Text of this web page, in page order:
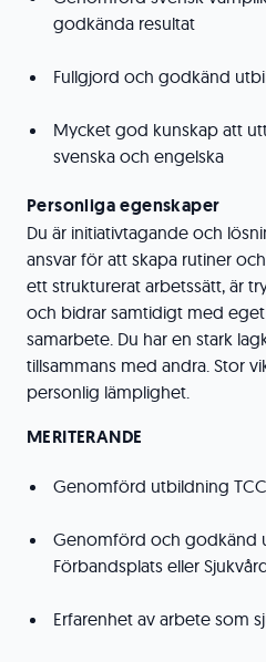
godkända resultat
Fullgjord och godkänd
Mycket god kunskap att
svenska och engelska
Personliga egenskaper
Du är initiativtagande och
ansvar för att skapa rutiner
ett strukturerat arbetssätt, är
och bidrar samtidigt med
samarbete. Du har en stark
tillsammans med andra. Stor
personlig lämplighet.
MERITERANDE
Genomförd utbildning
Genomförd och godkänd
Förbandsplats eller
Erfarenhet av arbete som